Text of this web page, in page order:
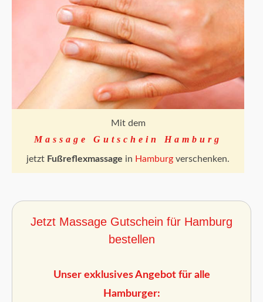
Mit dem
Massage Gutschein Hamburg
jetzt Fußreflexmassage in Hamburg verschenken.
Jetzt Massage Gutschein für Hamburg
bestellen
Unser exklusives Angebot für alle
Hamburger: